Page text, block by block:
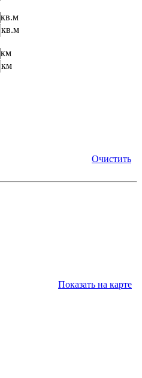
кв.м
кв.м
км
км
Очистить
Показать на карте